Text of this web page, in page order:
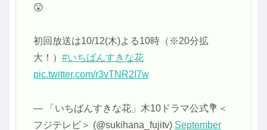
😲
初回放送は10/12(木)よる10時（※20分拡
大！） #いちばんすきな花
pic.twitter.com/r3vTNR2I7w
— 「いちばんすきな花」木10ドラマ公式💐＜
フジテレビ＞ (@sukihana_fujitv) September